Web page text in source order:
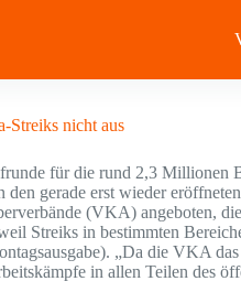
Streiks nicht aus
für die rund 2,3
den gerade erst wieder
(VKA) angeboten,
Streiks in bestimmten
„Da die VKA
in allen Teilen des